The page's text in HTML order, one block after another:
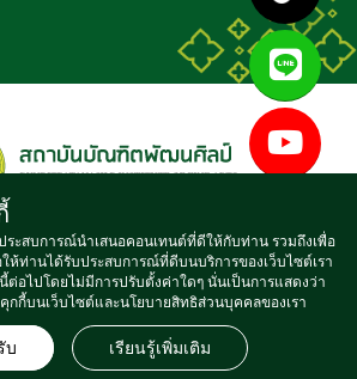
INSTITUTE OF FINE
ALL RIGHTS RESERVED
วันที่ 16 พ.ค. 2564
4 7 3 7
ระสบการณ์นำเสนอคอนเทนต์ที่ดีให้กับท่าน รวมถึงเพื่อ
ห้ท่านได้รับประสบการณ์ที่ดีบนบริการของเว็บไซต์เรา
ต่อไปโดยไม่มีการปรับตั้งค่าใดๆ นั่นเป็นการแสดงว่า
กี้บนเว็บไซต์และนโยบายสิทธิส่วนบุคคลของเรา
บ เรียนรู้เพิ่มเติม